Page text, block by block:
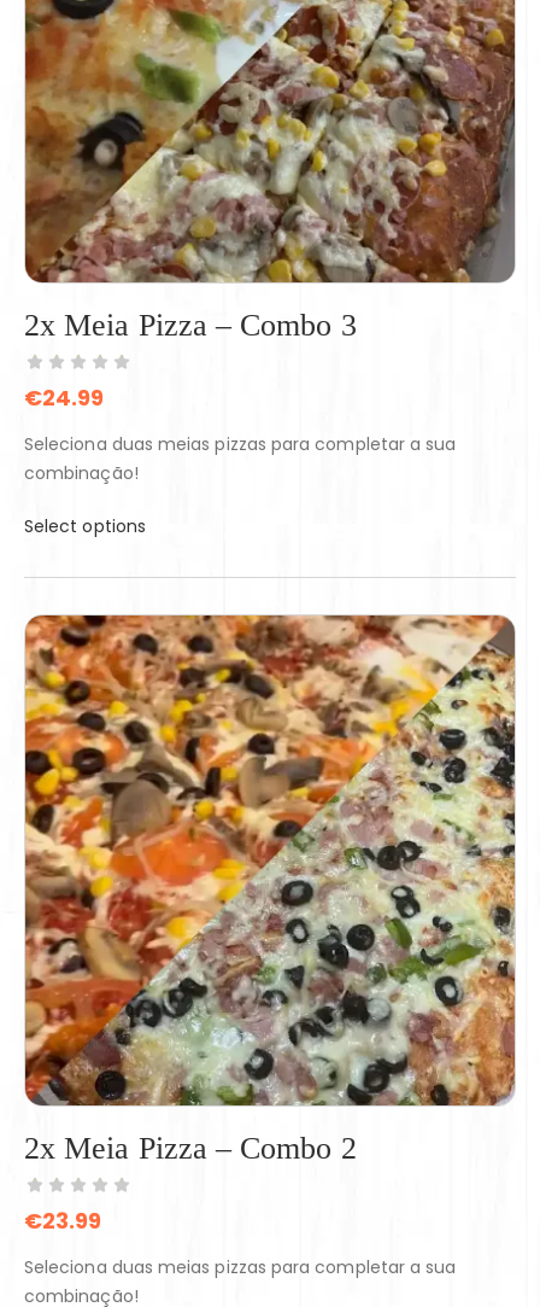
2x Meia Pizza – Combo 3
€24.99
Seleciona duas meias pizzas para completar a sua
combinação!
Select options
2x Meia Pizza – Combo 2
€23.99
Seleciona duas meias pizzas para completar a sua
combinação!